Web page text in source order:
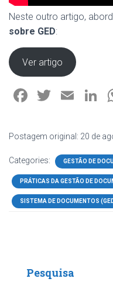
Neste outro artigo,
sobre GED:
Ver artigo
F
ce
b
o
ok
T
tt
er
E
ai
l
e
n
Postagem original: 20 de
Categories: GESTÃO DE
PRÁTICAS DA GESTÃO DE
SISTEMA DE DOCUMENTOS
Pesquisa